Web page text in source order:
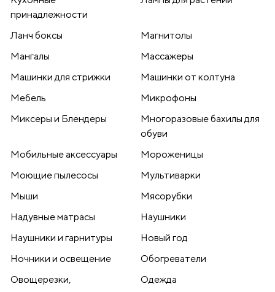
принадлежности
Ланч боксы
Магнитолы
Мангалы
Массажеры
Машинки для стрижки
Машинки от колтуна
Мебель
Микрофоны
Миксеры и Блендеры
Многоразовые бахилы для
обуви
Мобильные аксессуары
Мороженицы
Моющие пылесосы
Мультиварки
Мыши
Мясорубки
Надувные матрасы
Наушники
Наушники и гарнитуры
Новый год
Ночники и освещение
Обогреватели
Овощерезки,
Одежда